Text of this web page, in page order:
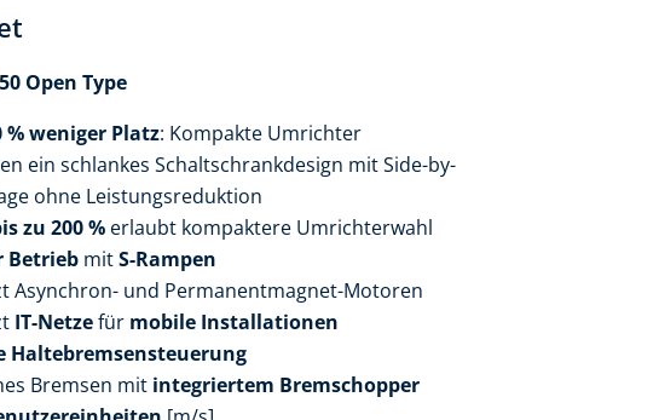
Open Type
% weniger Platz: Kompakte Umrichter
ein schlankes Schaltschrankdesign mit Side-by-
ohne Leistungsreduktion
zu 200 % erlaubt kompaktere Umrichterwahl
Betrieb mitS-Rampen
Asynchron- und Permanentmagnet-Motoren
IT-Netzefür mobile Installationen
Haltebremsensteuerung
Bremsen mit integriertem Bremschopper